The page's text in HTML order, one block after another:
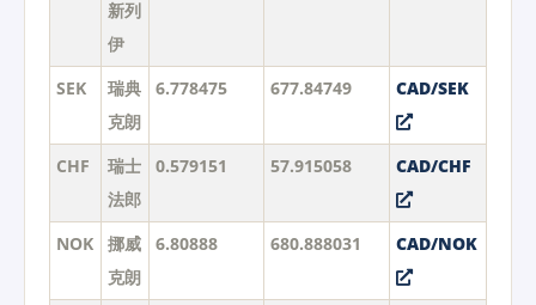
新列
伊
SEK
瑞典
克朗
6.778475 677.84749 CAD/SEK
CHF
瑞士
法郎
0.579151 57.915058 CAD/CHF
NOK
挪威
克朗
6.80888 680.888031 CAD/NOK